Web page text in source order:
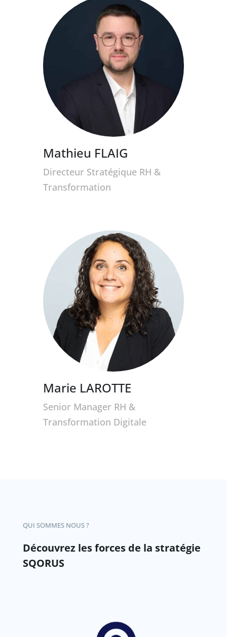
Mathieu FLAIG
Directeur Stratégique RH &
Transformation
Marie LAROTTE
Senior Manager RH &
Transformation Digitale
QUI SOMMES NOUS ?
Découvrez les forces de la stratégie
SQORUS